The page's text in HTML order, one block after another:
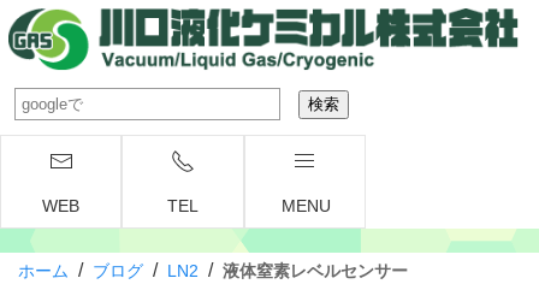
WEB TEL MENU
ホーム / ブログ / LN2 / 液体窒素レベルセンサー